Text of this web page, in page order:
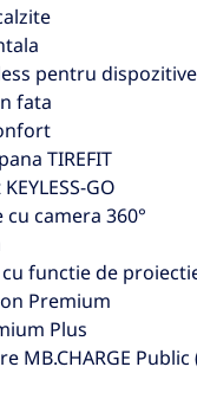
pentru
fata
TIREFIT
GO
camera 360°
cu functie de
Premium
Plus
MB.CHARGE